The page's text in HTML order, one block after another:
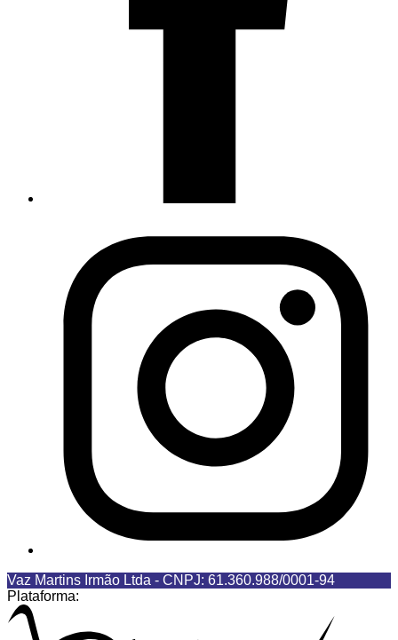
Vaz Martins Irmão Ltda - CNPJ: 61.360.988/0001-94
Plataforma: